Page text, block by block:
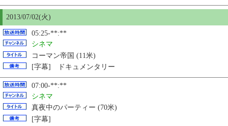
2013/07/02(火)
05:25-**:**
シネマ
コーマン帝国 (11米)
[字幕] ドキュメンタリー
07:00-**:**
シネマ
真夜中のパーティー (70米)
[字幕]